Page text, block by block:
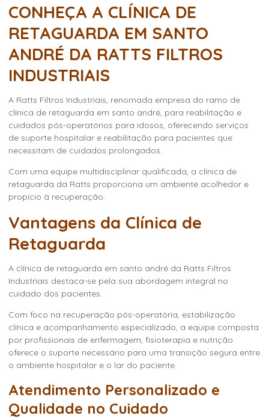
CONHEÇA A CLÍNICA DE
RETAGUARDA EM SANTO
ANDRÉ DA RATTS FILTROS
INDUSTRIAIS
A Ratts Filtros Industriais, renomada empresa do ramo de
clínica de retaguarda em santo andré, para reabilitação e
cuidados pós-operatórios para idosos, oferecendo serviços
de suporte hospitalar e reabilitação para pacientes que
necessitam de cuidados prolongados.
Com uma equipe multidisciplinar qualificada, a clínica de
retaguarda da Ratts proporciona um ambiente acolhedor e
propício à recuperação.
Vantagens da Clínica de
Retaguarda
A clínica de retaguarda em santo andré da Ratts Filtros
Industriais destaca-se pela sua abordagem integral no
cuidado dos pacientes.
Com foco na recuperação pós-operatória, estabilização
clínica e acompanhamento especializado, a equipe composta
por profissionais de enfermagem, fisioterapia e nutrição
oferece o suporte necessário para uma transição segura entre
o ambiente hospitalar e o lar do paciente.
Atendimento Personalizado e
Qualidade no Cuidado